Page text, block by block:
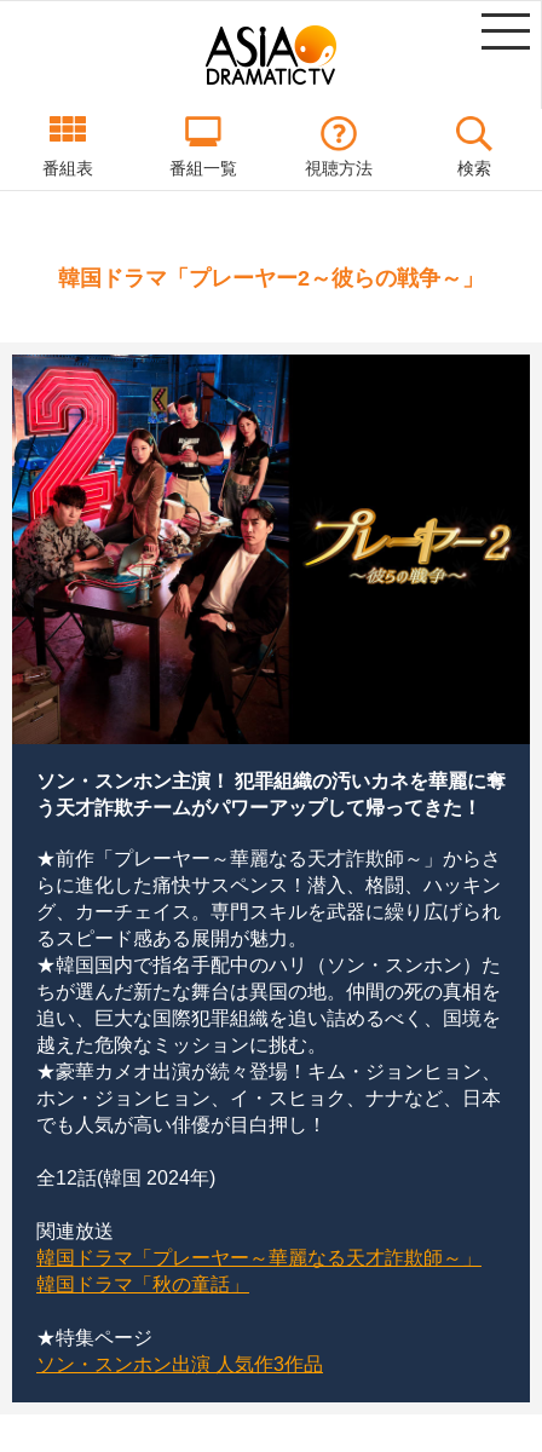
番組表 番組一覧 視聴方法 検索
韓国ドラマ「プレーヤー2～彼らの戦争～」
ソン・スンホン主演！ 犯罪組織の汚いカネを華麗に奪
う天才詐欺チームがパワーアップして帰ってきた！
★前作「プレーヤー～華麗なる天才詐欺師～」からさ
らに進化した痛快サスペンス！潜入、格闘、ハッキン
グ、カーチェイス。専門スキルを武器に繰り広げられ
るスピード感ある展開が魅力。
★韓国国内で指名手配中のハリ（ソン・スンホン）た
ちが選んだ新たな舞台は異国の地。仲間の死の真相を
追い、巨大な国際犯罪組織を追い詰めるべく、国境を
越えた危険なミッションに挑む。
★豪華カメオ出演が続々登場！キム・ジョンヒョン、
ホン・ジョンヒョン、イ・スヒョク、ナナなど、日本
でも人気が高い俳優が目白押し！
全12話(韓国 2024年)
関連放送
韓国ドラマ「プレーヤー～華麗なる天才詐欺師～」
韓国ドラマ「秋の童話」
★特集ページ
ソン・スンホン出演 人気作3作品